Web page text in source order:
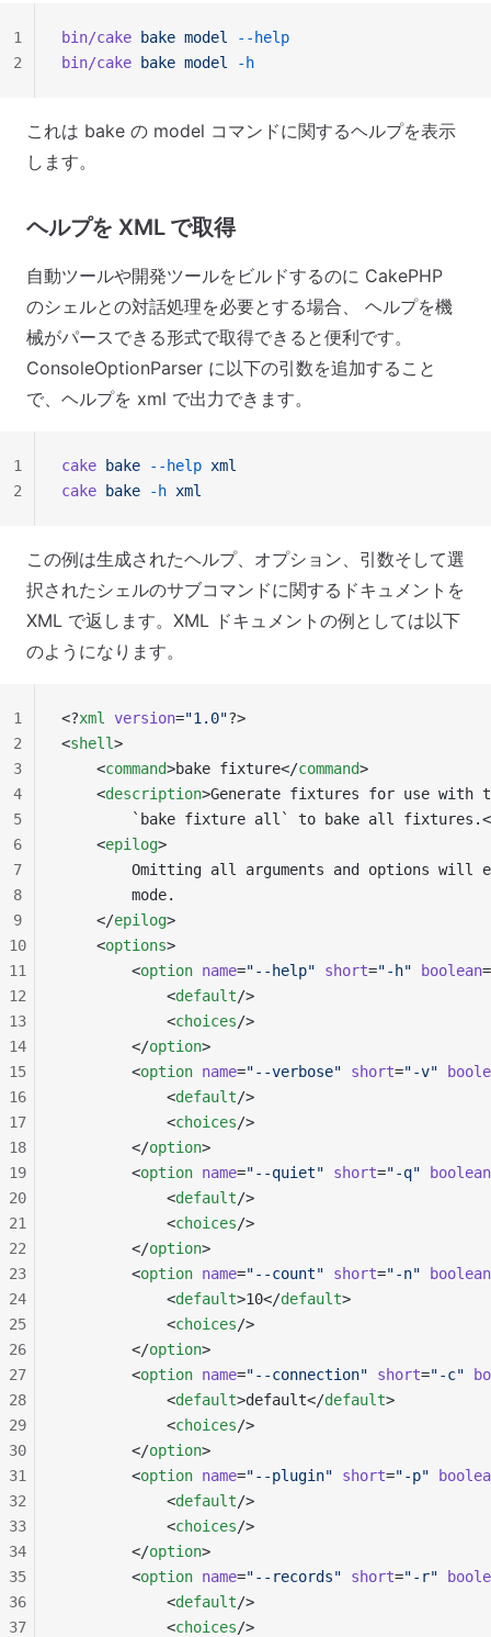
bin/cake bake model
--help
bin/cake bake model -h
1
2
これは bake の model コマンドに関するヘルプを表示
します。
ヘルプを XML で取得
自動ツールや開発ツールをビルドするのに CakePHP
のシェルとの対話処理を必要とする場合、 ヘルプを機
械がパースできる形式で取得できると便利です。
ConsoleOptionParser に以下の引数を追加すること
で、ヘルプを xml で出力できます。
cake bake --help xml
cake bake -h xml
1
2
この例は生成されたヘルプ、オプション、引数そして選
択されたシェルのサブコマンドに関するドキュメントを
XML で返します。XML ドキュメントの例としては以下
のようになります。
<?xml version="1.0"?>
<shell>
    <
command>bake fixture</command>
    <
description>Generate fixtures for use with
`bake fixture all` to bake all
    <
epilog>
Omitting all arguments and options will
        mode.
    </
epilog>
    <
options>
        <
option name="--help" short="-h" boolean=
            <
default/>
            <
choices/>
        </
option>
        <
option name="--verbose" short="-v"
            <
default/>
            <
choices/>
        </
option>
        <
option name="--quiet" short="-q" boolean
            <
default/>
            <
choices/>
        </
option>
        <
option name="--count" short="-n" boolean
            <
default>10</default>
            <
choices/>
        </
option>
        <
option name="--connection" short="-c"
            <
default>default</default>
            <
choices/>
        </
option>
        <
option name="--plugin" short="-p"
            <
default/>
            <
choices/>
        </
option>
        <
option name="--records" short="-r"
            <
default/>
            <
choices/>
1
2
3
4
5
6
7
8
9
10
11
12
13
14
15
16
17
18
19
20
21
22
23
24
25
26
27
28
29
30
31
32
33
34
35
36
37